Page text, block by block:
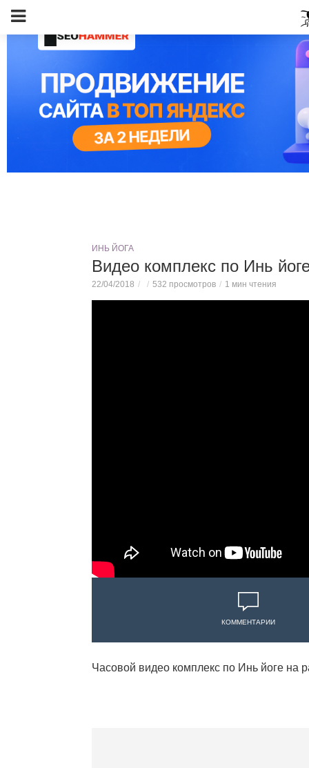
ИНЬ ЙОГА
Видео комплекс по Инь
22/04/2018 532 просмотров 1 мин чтения
КОММЕНТАРИИ
Часовой видео комплекс по Инь йоге на